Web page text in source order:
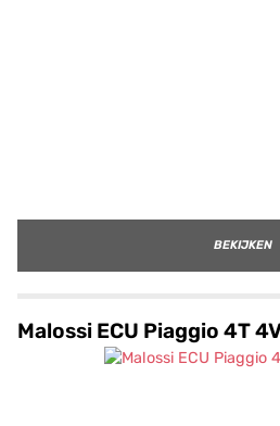
BEKIJKEN
Malossi ECU Piaggio 4T